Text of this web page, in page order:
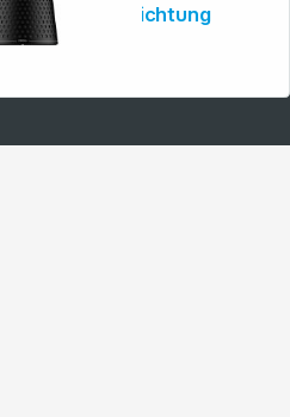
IPEVO Vocal KI Bluetooth Freisprecheinrichtung